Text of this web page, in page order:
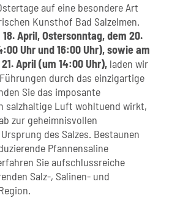
auf eine besondere Art
Kunsthof Bad Salzelmen.
April, Ostersonntag, dem 20.
Uhr und 16:00 Uhr), sowie am
April (um 14:00 Uhr), laden wir
durch das einzigartige
Sie das imposante
salzhaltige Luft wohltuend wirkt,
zur geheimnisvollen
des Salzes. Bestaunen
Pfannensaline
Sie aufschlussreiche
Salz-, Salinen- und